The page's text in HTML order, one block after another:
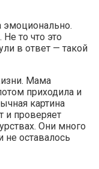
эмоционально.
то что это
в ответ — такой
Мама
приходила и
картина
и проверяет
Они много
не оставалось